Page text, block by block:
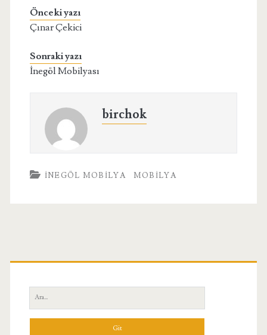
Önceki yazı
Çınar Çekici
Sonraki yazı
İnegöl Mobilyası
birchok
İNEGÖL MOBILYA MOBILYA
Birincil
Yan
Menü
Ara: